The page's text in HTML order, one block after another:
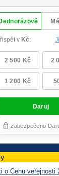
o Cenu veřejnosti